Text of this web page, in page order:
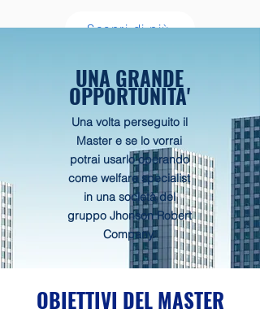
Scopri di più
UNA GRANDE
OPPORTUNITA'
Una volta perseguito il
Master e se lo vorrai
potrai usarlo operando
come welfare specialist
in una società del
gruppo Jhonson Robert
Company.
OBIETTIVI DEL MASTER